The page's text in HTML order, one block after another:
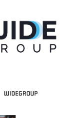
WIDEGROUP